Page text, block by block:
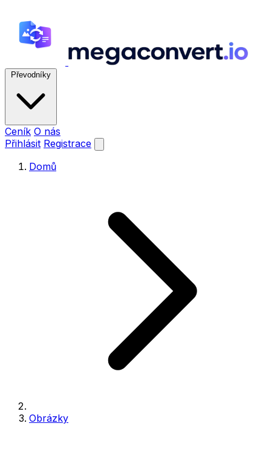
Převodníky
Ceník O nás
Přihlásit Registrace
Domů
Obrázky